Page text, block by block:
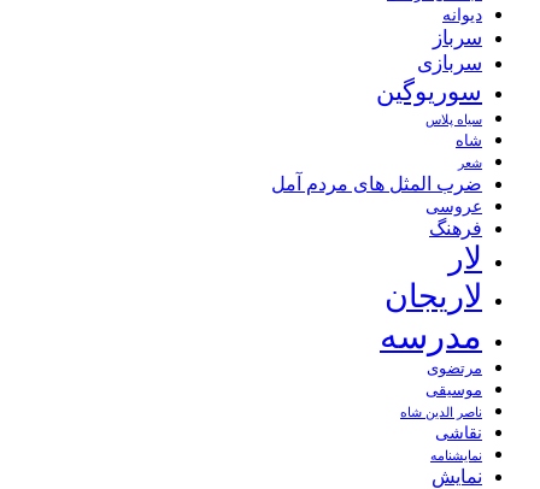
دیوانه
سرباز
سربازی
سوریوگین
سیاه پلاس
شاه
شعر
ضرب المثل های مردم آمل
عروسی
فرهنگ
لار
لاریجان
مدرسه
مرتضوی
موسیقی
ناصر الدین شاه
نقاشی
نمايشنامه
نمایش